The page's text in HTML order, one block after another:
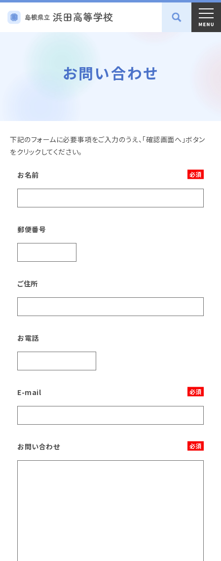
お問い合わせ
下記のフォームに必要事項をご入力のうえ、「確認画面へ」ボタン
をクリックしてください。
お名前 必須
郵便番号
ご住所
お電話
E-mail 必須
お問い合わせ 必須